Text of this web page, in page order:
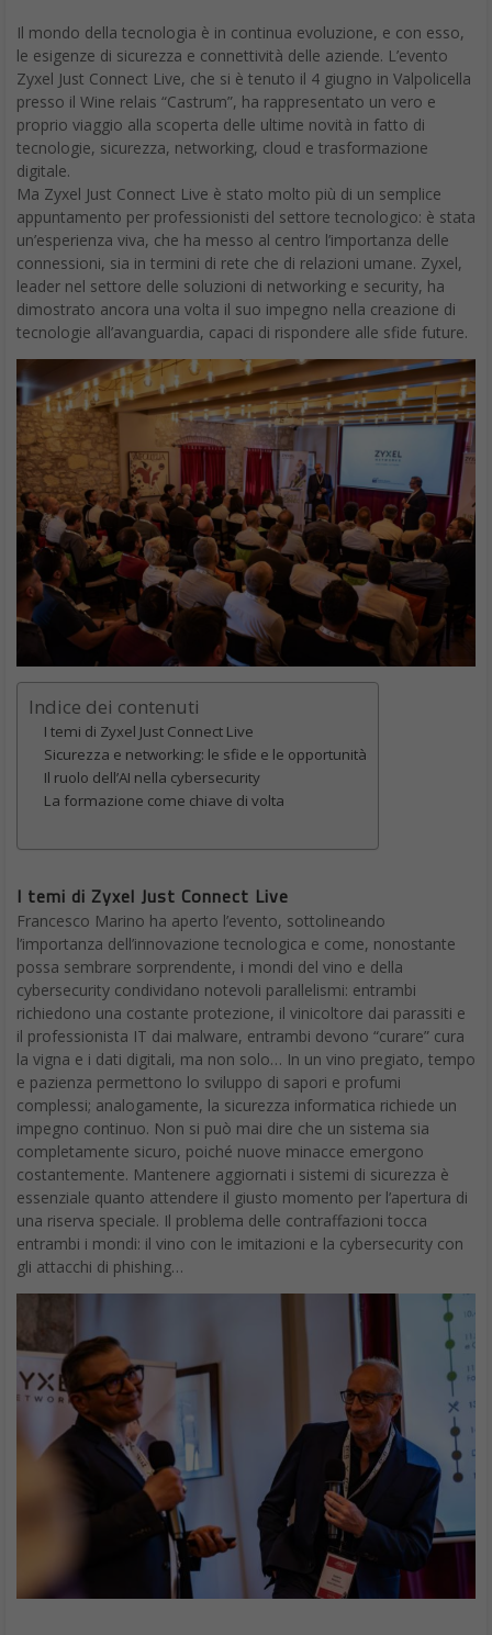
Il mondo della tecnologia è in continua evoluzione, e con esso,
le esigenze di sicurezza e connettività delle aziende. L’evento
Zyxel Just Connect Live, che si è tenuto il 4 giugno in Valpolicella
presso il Wine relais “Castrum”, ha rappresentato un vero e
proprio viaggio alla scoperta delle ultime novità in fatto di
tecnologie, sicurezza, networking, cloud e trasformazione
digitale.
Ma Zyxel Just Connect Live è stato molto più di un semplice
appuntamento per professionisti del settore tecnologico: è stata
un’esperienza viva, che ha messo al centro l’importanza delle
connessioni, sia in termini di rete che di relazioni umane. Zyxel,
leader nel settore delle soluzioni di networking e security, ha
dimostrato ancora una volta il suo impegno nella creazione di
tecnologie all’avanguardia, capaci di rispondere alle sfide future.
Indice dei contenuti
I temi di Zyxel Just Connect Live
Sicurezza e networking: le sfide e le opportunità
Il ruolo dell’AI nella cybersecurity
La formazione come chiave di volta
I temi di Zyxel Just Connect Live
Francesco Marino ha aperto l’evento, sottolineando
l’importanza dell’innovazione tecnologica e come, nonostante
possa sembrare sorprendente, i mondi del vino e della
cybersecurity condividano notevoli parallelismi: entrambi
richiedono una costante protezione, il vinicoltore dai parassiti e
il professionista IT dai malware, entrambi devono “curare” cura
la vigna e i dati digitali, ma non solo… In un vino pregiato, tempo
e pazienza permettono lo sviluppo di sapori e profumi
complessi; analogamente, la sicurezza informatica richiede un
impegno continuo. Non si può mai dire che un sistema sia
completamente sicuro, poiché nuove minacce emergono
costantemente. Mantenere aggiornati i sistemi di sicurezza è
essenziale quanto attendere il giusto momento per l’apertura di
una riserva speciale. Il problema delle contraffazioni tocca
entrambi i mondi: il vino con le imitazioni e la cybersecurity con
gli attacchi di phishing…